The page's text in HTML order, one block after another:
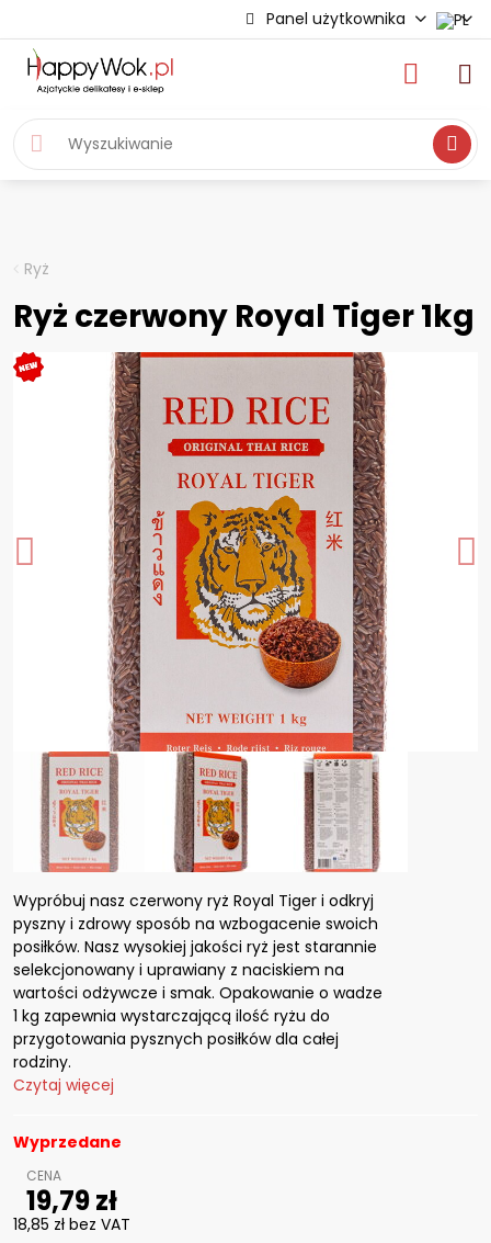
Panel użytkownika
Ryż
Ryż czerwony Royal Tiger 1kg
Wypróbuj nasz czerwony ryż Royal Tiger i odkryj
pyszny i zdrowy sposób na wzbogacenie swoich
posiłków. Nasz wysokiej jakości ryż jest starannie
selekcjonowany i uprawiany z naciskiem na
wartości odżywcze i smak. Opakowanie o wadze
1 kg zapewnia wystarczającą ilość ryżu do
przygotowania pysznych posiłków dla całej
rodziny.
Czytaj więcej
Wyprzedane
19,79 zł
18,85 zł bez VAT